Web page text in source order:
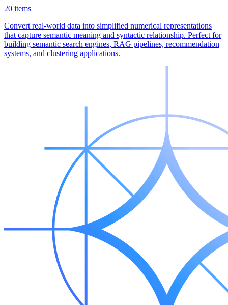
20 items
Convert real-world data into simplified numerical representations
that capture semantic meaning and syntactic relationship. Perfect for
building semantic search engines, RAG pipelines, recommendation
systems, and clustering applications.